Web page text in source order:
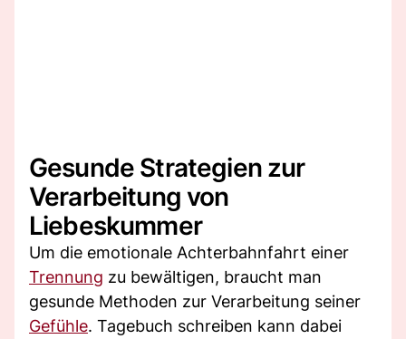
Gesunde Strategien zur
Verarbeitung von
Liebeskummer
Um die emotionale Achterbahnfahrt einer
Trennung zu bewältigen, braucht man
gesunde Methoden zur Verarbeitung seiner
Gefühle. Tagebuch schreiben kann dabei